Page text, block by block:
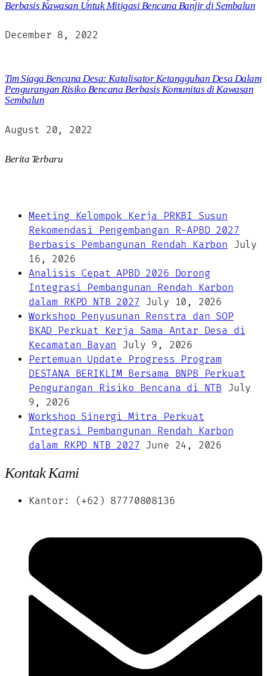
Berbasis Kawasan Untuk Mitigasi Bencana Banjir di Sembalun
December 8, 2022
Tim Siaga Bencana Desa: Katalisator Ketangguhan Desa Dalam
Pengurangan Risiko Bencana Berbasis Komunitas di Kawasan
Sembalun
August 20, 2022
Berita Terbaru
Meeting Kelompok Kerja PRKBI Susun
Rekomendasi Pengembangan R-APBD 2027
Berbasis Pembangunan Rendah Karbon July
16, 2026
Analisis Cepat APBD 2026 Dorong
Integrasi Pembangunan Rendah Karbon
dalam RKPD NTB 2027 July 10, 2026
Workshop Penyusunan Renstra dan SOP
BKAD Perkuat Kerja Sama Antar Desa di
Kecamatan Bayan July 9, 2026
Pertemuan Update Progress Program
DESTANA BERIKLIM Bersama BNPB Perkuat
Pengurangan Risiko Bencana di NTB July
9, 2026
Workshop Sinergi Mitra Perkuat
Integrasi Pembangunan Rendah Karbon
dalam RKPD NTB 2027 June 24, 2026
Kontak Kami
Kantor: (+62) 87770808136